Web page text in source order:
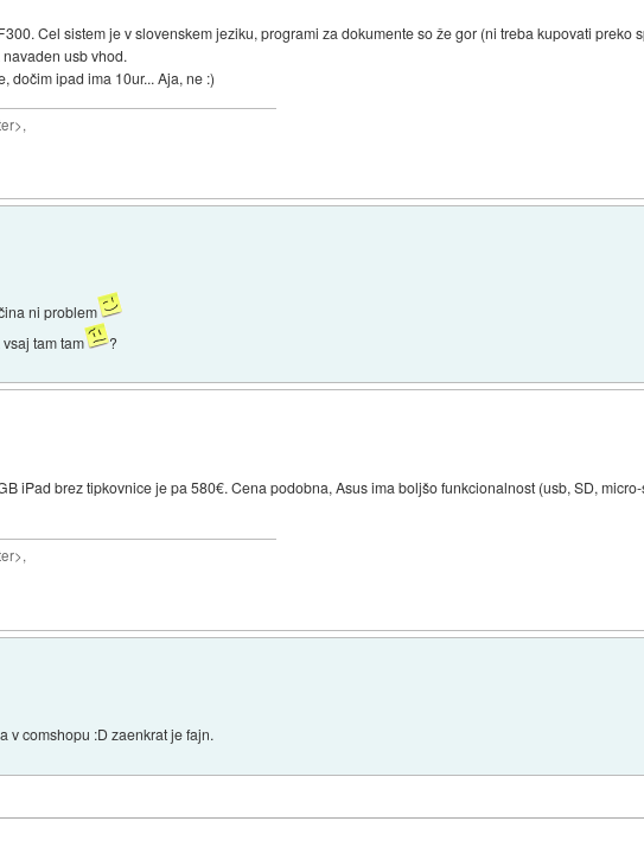
Cel sistem je v slovenskem jeziku, programi za dokumente so že gor (ni treba kupovati preko
usb vhod.
dočim ipad ima 10ur... Aja, ne :)
ni problem
tam tam
?
iPad brez tipkovnice je pa 580€. Cena podobna, Asus ima boljšo funkcionalnost (usb, SD,
v comshopu :D zaenkrat je fajn.